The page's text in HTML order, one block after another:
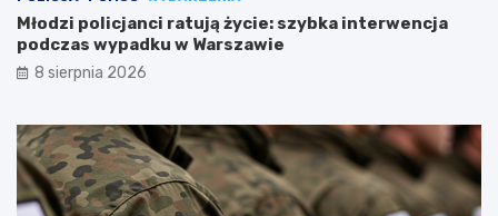
Młodzi policjanci ratują życie: szybka interwencja
podczas wypadku w Warszawie
8 sierpnia 2026